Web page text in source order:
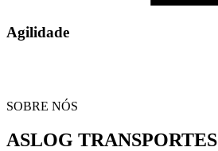
Agilidade
SOBRE NÓS
ASLOG TRANSPORTES